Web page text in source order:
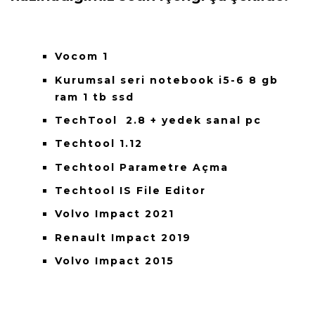
Vocom 1
Kurumsal seri notebook i5-6 8 gb
ram 1 tb ssd
TechTool 2.8 + yedek sanal pc
Techtool 1.12
Techtool Parametre Açma
Techtool IS File Editor
Volvo Impact 2021
Renault Impact 2019
Volvo Impact 2015